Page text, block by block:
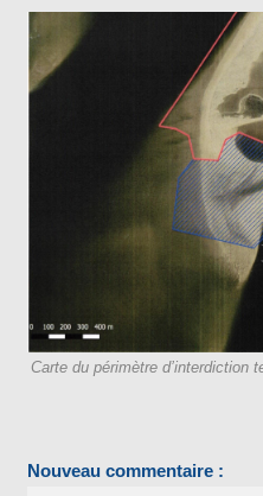
Carte du périmètre d’interdiction
Nouveau commentaire :